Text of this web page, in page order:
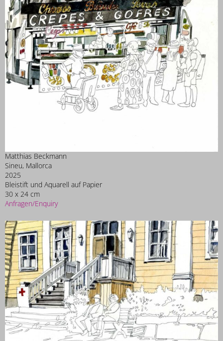
Matthias Beckmann
Sineu, Mallorca
2025
Bleistift und Aquarell auf Papier
30 x 24 cm
Anfragen/Enquiry